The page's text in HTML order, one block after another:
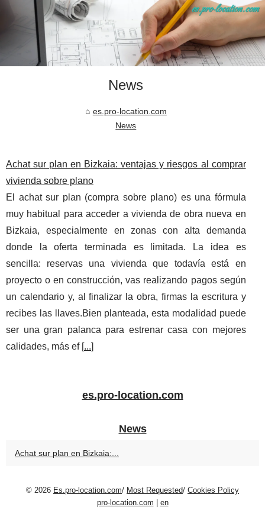
News
es.pro-location.com
News
Achat sur plan en Bizkaia: ventajas y riesgos al comprar
vivienda sobre plano
El achat sur plan (compra sobre plano) es una fórmula
muy habitual para acceder a vivienda de obra nueva en
Bizkaia, especialmente en zonas con alta demanda
donde la oferta terminada es limitada. La idea es
sencilla: reservas una vivienda que todavía está en
proyecto o en construcción, vas realizando pagos según
un calendario y, al finalizar la obra, firmas la escritura y
recibes las llaves.Bien planteada, esta modalidad puede
ser una gran palanca para estrenar casa con mejores
calidades, más ef [...]
es.pro-location.com
News
Achat sur plan en Bizkaia:...
© 2026 Es.pro-location.com/ Most Requested/ Cookies Policy
pro-location.com
en